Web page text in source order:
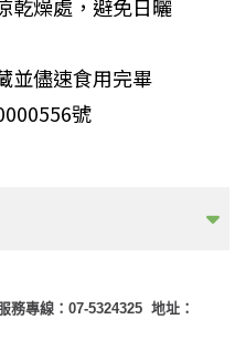
乾燥處，避免日曬
並儘速食用完畢
號
務專線：07-5324325 地址：